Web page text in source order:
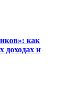
как
доходах и